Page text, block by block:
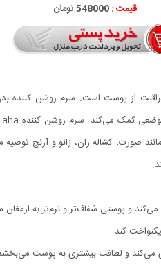
قیمت :548000 تومان
کند.